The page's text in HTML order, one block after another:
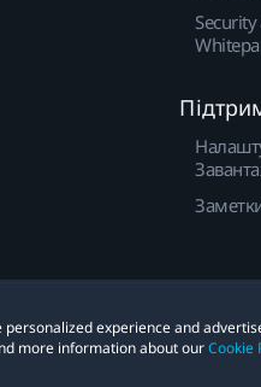
experience and
more information about ourCookie